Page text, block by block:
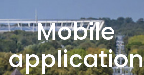
Mobile
application